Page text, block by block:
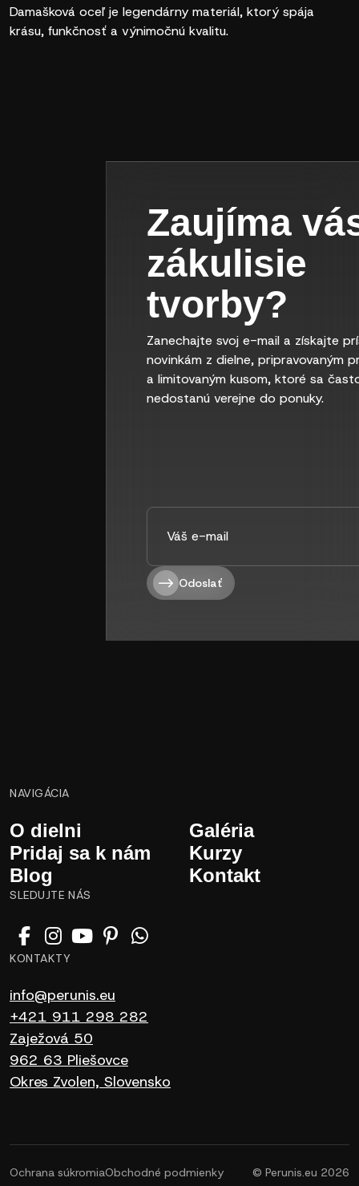
Damašková oceľ je legendárny materiál, ktorý spája
krásu, funkčnosť a výnimočnú kvalitu.
Zaujíma
zákulisie
tvorby?
Zanechajte svoj e-mail a získajte
novinkám z dielne, pripravovaným
a limitovaným kusom, ktoré sa
nedostanú verejne do ponuky.
Odoslať
NAVIGÁCIA
O dielni
Pridaj sa k nám
Blog
Galéria
Kurzy
Kontakt
SLEDUJTE NÁS
KONTAKTY
info@perunis.eu
+421 911 298 282
Zaježová 50
962 63 Pliešovce
Okres Zvolen, Slovensko
Ochrana súkromiaObchodné podmienky © Perunis.eu 2026